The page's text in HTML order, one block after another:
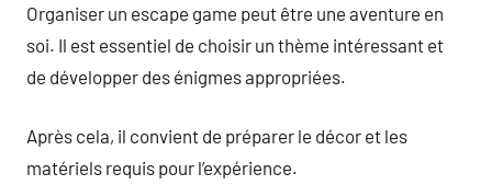
Organiser un escape game peut être une aventure en
soi. Il est essentiel de choisir un thème intéressant et
de développer des énigmes appropriées.
Après cela, il convient de préparer le décor et les
matériels requis pour l’expérience.